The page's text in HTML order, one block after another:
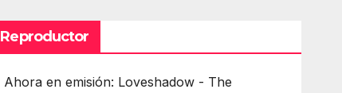
Reproductor
Ahora en emisión: Loveshadow - The